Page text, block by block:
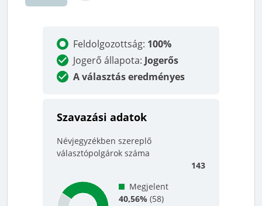
Feldolgozottság: 100%
Jogerő állapota: Jogerős
A választás eredményes
Szavazási adatok
Névjegyzékben szereplő
választópolgárok száma
143
Megjelent
40,56% (58)